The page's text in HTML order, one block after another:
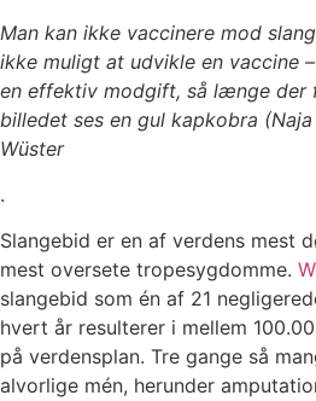
Man kan ikke vaccinere mod
ikke muligt at udvikle en vaccine
en effektiv modgift, så længe der
billedet ses en gul kapkobra
Wüster
.
Slangebid er en af verdens mest
mest oversete tropesygdomme.
slangebid som én af 21
hvert år resulterer i mellem
på verdensplan. Tre gange så
alvorlige mén, herunder